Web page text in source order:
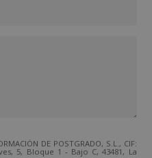
DE POSTGRADO, S.L., CIF:
5, Bloque 1 - Bajo C, 43481, La